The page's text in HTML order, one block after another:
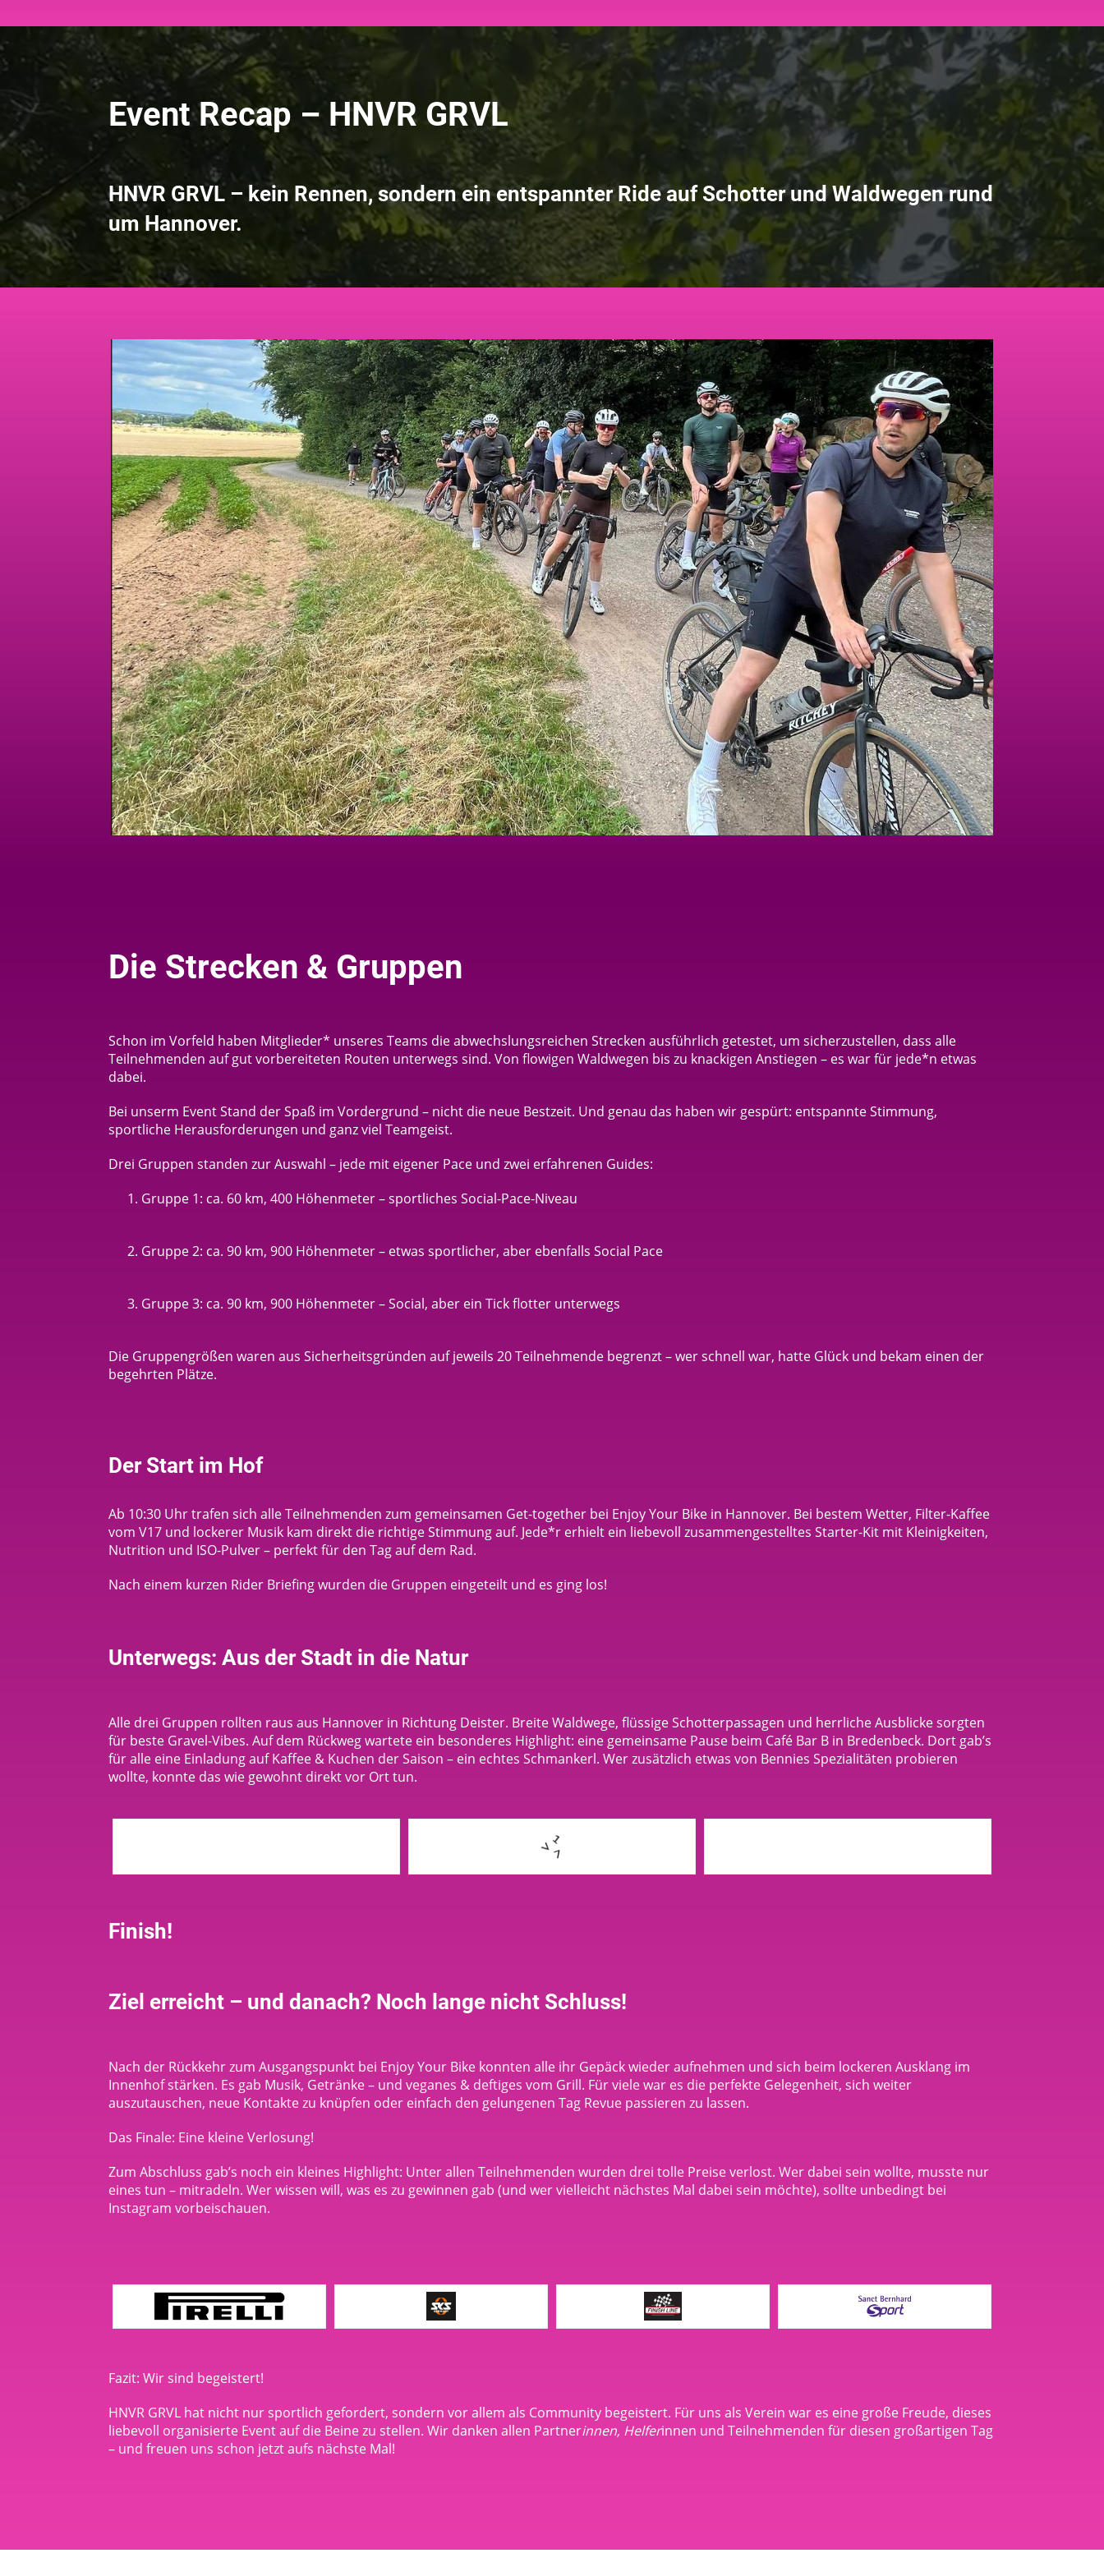
Event Recap – HNVR GRVL
HNVR GRVL – kein Rennen, sondern ein entspannter Ride auf Schotter und Waldwegen rund
um Hannover.
Die Strecken & Gruppen
Schon im Vorfeld haben Mitglieder* unseres Teams die abwechslungsreichen Strecken ausführlich getestet, um sicherzustellen, dass alle
Teilnehmenden auf gut vorbereiteten Routen unterwegs sind. Von flowigen Waldwegen bis zu knackigen Anstiegen – es war für jede*n etwas
dabei.
Bei unserm Event Stand der Spaß im Vordergrund – nicht die neue Bestzeit. Und genau das haben wir gespürt: entspannte Stimmung,
sportliche Herausforderungen und ganz viel Teamgeist.
Drei Gruppen standen zur Auswahl – jede mit eigener Pace und zwei erfahrenen Guides:
Gruppe 1: ca. 60 km, 400 Höhenmeter – sportliches Social-Pace-Niveau
Gruppe 2: ca. 90 km, 900 Höhenmeter – etwas sportlicher, aber ebenfalls Social Pace
Gruppe 3: ca. 90 km, 900 Höhenmeter – Social, aber ein Tick flotter unterwegs
Die Gruppengrößen waren aus Sicherheitsgründen auf jeweils 20 Teilnehmende begrenzt – wer schnell war, hatte Glück und bekam einen der
begehrten Plätze.
Der Start im Hof
Ab 10:30 Uhr trafen sich alle Teilnehmenden zum gemeinsamen Get-together bei Enjoy Your Bike in Hannover. Bei bestem Wetter, Filter-Kaffee
vom V17 und lockerer Musik kam direkt die richtige Stimmung auf. Jede*r erhielt ein liebevoll zusammengestelltes Starter-Kit mit Kleinigkeiten,
Nutrition und ISO-Pulver – perfekt für den Tag auf dem Rad.
Nach einem kurzen Rider Briefing wurden die Gruppen eingeteilt und es ging los!
Unterwegs: Aus der Stadt in die Natur
Alle drei Gruppen rollten raus aus Hannover in Richtung Deister. Breite Waldwege, flüssige Schotterpassagen und herrliche Ausblicke sorgten
für beste Gravel-Vibes. Auf dem Rückweg wartete ein besonderes Highlight: eine gemeinsame Pause beim Café Bar B in Bredenbeck. Dort gab’s
für alle eine Einladung auf Kaffee & Kuchen der Saison – ein echtes Schmankerl. Wer zusätzlich etwas von Bennies Spezialitäten probieren
wollte, konnte das wie gewohnt direkt vor Ort tun.
Finish!
Ziel erreicht – und danach? Noch lange nicht Schluss!
Nach der Rückkehr zum Ausgangspunkt bei Enjoy Your Bike konnten alle ihr Gepäck wieder aufnehmen und sich beim lockeren Ausklang im
Innenhof stärken. Es gab Musik, Getränke – und veganes & deftiges vom Grill. Für viele war es die perfekte Gelegenheit, sich weiter
auszutauschen, neue Kontakte zu knüpfen oder einfach den gelungenen Tag Revue passieren zu lassen.
Das Finale: Eine kleine Verlosung!
Zum Abschluss gab’s noch ein kleines Highlight: Unter allen Teilnehmenden wurden drei tolle Preise verlost. Wer dabei sein wollte, musste nur
eines tun – mitradeln. Wer wissen will, was es zu gewinnen gab (und wer vielleicht nächstes Mal dabei sein möchte), sollte unbedingt bei
Instagram vorbeischauen.
Fazit: Wir sind begeistert!
HNVR GRVL hat nicht nur sportlich gefordert, sondern vor allem als Community begeistert. Für uns als Verein war es eine große Freude, dieses
liebevoll organisierte Event auf die Beine zu stellen. Wir danken allen Partnerinnen, Helferinnen und Teilnehmenden für diesen großartigen Tag
– und freuen uns schon jetzt aufs nächste Mal!